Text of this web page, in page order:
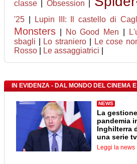
classe
Obsession
'25 Lupin III: Il castello di
Monsters No Good Men
sbagli
Lo straniero Le cose
Rosso
Le assaggiatrici
IN EVIDENZA - DAL MONDO DEL CINEMA
NEWS
La
pandemia
Inghilterra
una serie tv
Leggi la news